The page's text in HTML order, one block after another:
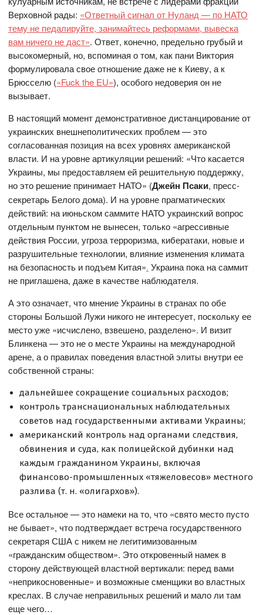
Верховной рады: «Ответный сигнал от Нуланд — по НАТО
тему не педалируйте, занимайтесь реформами, вывеска
вам ничего не даст». Ответ, конечно, предельно грубый и
высокомерный, но, вспоминая о том, как пани Виктория
формулировала свое отношение даже не к Киеву, а к
Брюсселю («Fuck the EU»), особого недоверия он не
вызывает.
В настоящий момент демонстративное дистанцирование от
украинских внешнеполитических проблем — это
согласованная позиция на всех уровнях американской
власти. И на уровне артикуляции решений: «Что касается
Украины, мы предоставляем ей решительную поддержку,
но это решение принимает НАТО» (Джейн Псаки, пресс-
секретарь Белого дома). И на уровне прагматических
действий: на июньском саммите НАТО украинский вопрос
отдельным пунктом не вынесен, только «агрессивные
действия России, угроза терроризма, кибератаки, новые и
разрушительные технологии, влияние изменения климата
на безопасность и подъем Китая». Украина пока на саммит
не приглашена, даже в качестве наблюдателя.
А это означает, что мнение Украины в странах по обе
стороны Большой Лужи никого не интересует, поскольку ее
место уже «исчислено, взвешено, разделено». И визит
Блинкена — это не о месте Украины на международной
арене, а о правилах поведения властной элиты внутри ее
собственной страны:
дальнейшее сокращение социальных расходов;
контроль транснациональных наблюдательных
советов над государственными активами Украины;
американский контроль над органами следствия,
обвинения и суда, как полицейской дубинки над
каждым гражданином Украины, включая
финансово-промышленных «тяжеловесов» местного
разлива (т. н. «олигархов»).
Все остальное — это намеки на то, что «свято место пусто
не бывает», что подтверждает встреча государственного
секретаря США с никем не легитимизованным
«гражданским обществом». Это откровенный намек в
сторону действующей властной вертикали: перед вами
«неприкосновенные» и возможные сменщики во властных
креслах. В случае неправильных решений и мало ли там
еще чего…